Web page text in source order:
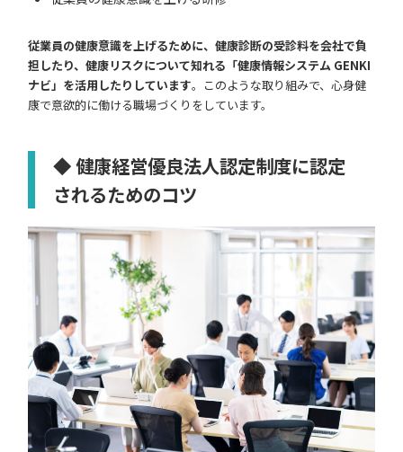
従業員の健康意識を上げるために、健康診断の受診料を会社で負
担したり、健康リスクについて知れる「健康情報システム GENKI
ナビ」を活用したりしています。このような取り組みで、心身健
康で意欲的に働ける職場づくりをしています。
◆ 健康経営優良法人認定制度に認定
されるためのコツ